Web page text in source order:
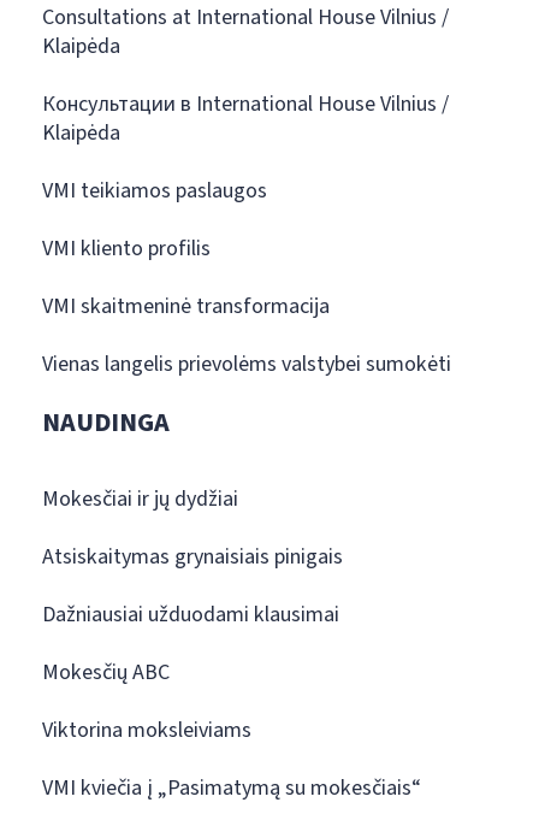
Consultations at International House Vilnius /
Klaipėda
Консультации в International House Vilnius /
Klaipėda
VMI teikiamos paslaugos
VMI kliento profilis
VMI skaitmeninė transformacija
Vienas langelis prievolėms valstybei sumokėti
NAUDINGA
Mokesčiai ir jų dydžiai
Atsiskaitymas grynaisiais pinigais
Dažniausiai užduodami klausimai
Mokesčių ABC
Viktorina moksleiviams
VMI kviečia į „Pasimatymą su mokesčiais“